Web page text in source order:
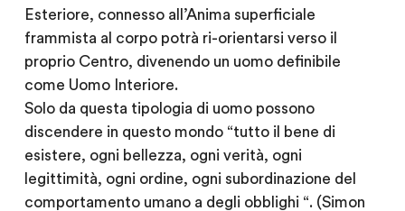
Esteriore, connesso all’Anima superficiale
frammista al corpo potrà ri-orientarsi verso il
proprio Centro, divenendo un uomo definibile
come Uomo Interiore.
Solo da questa tipologia di uomo possono
discendere in questo mondo “tutto il bene di
esistere, ogni bellezza, ogni verità, ogni
legittimità, ogni ordine, ogni subordinazione del
comportamento umano a degli obblighi “. (Simon